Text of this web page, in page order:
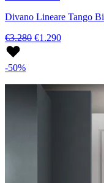
Divano Lineare Tango
€3.280 €1.290
-50%